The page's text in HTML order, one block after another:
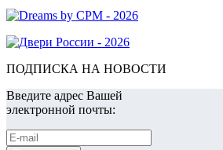
ПОДПИСКА НА НОВОСТИ
Введите адрес Вашей
электронной почты: